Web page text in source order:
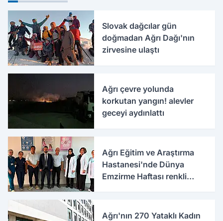
Slovak dağcılar gün
doğmadan Ağrı Dağı'nın
zirvesine ulaştı
Ağrı çevre yolunda
korkutan yangın! alevler
geceyi aydınlattı
Ağrı Eğitim ve Araştırma
Hastanesi'nde Dünya
Emzirme Haftası renkli
Ağrı'nın 270 Yataklı Kadın